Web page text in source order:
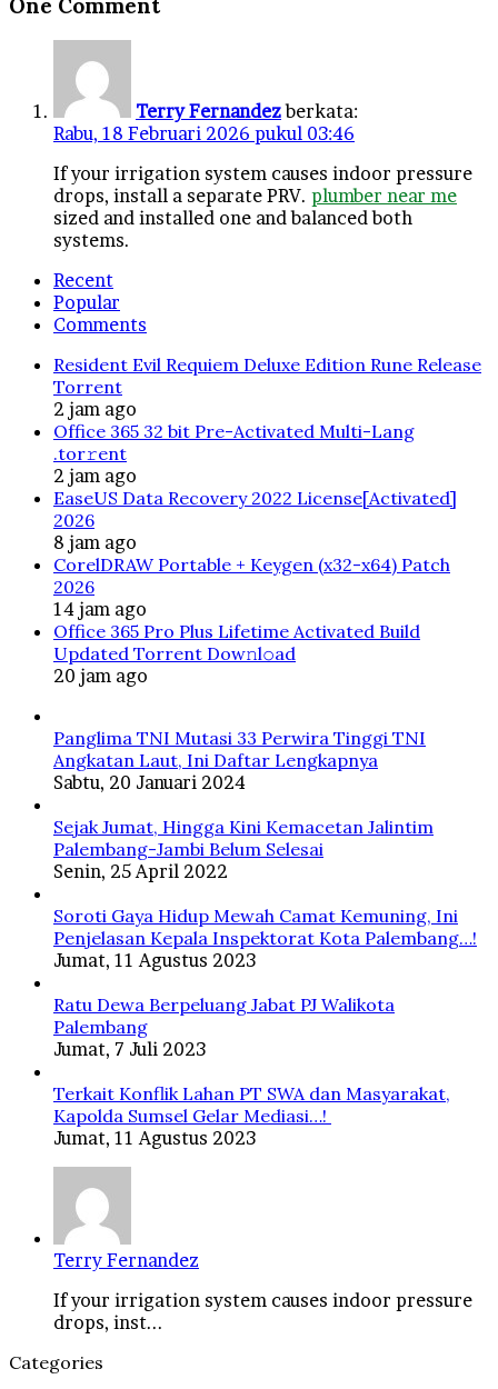
One Comment
Terry Fernandez berkata:
Rabu, 18 Februari 2026 pukul 03:46
If your irrigation system causes indoor pressure
drops, install a separate PRV. plumber near me
sized and installed one and balanced both
systems.
Recent
Popular
Comments
Resident Evil Requiem Deluxe Edition Rune Release
Torrent
2 jam ago
Office 365 32 bit Pre-Activated Multi-Lang
.tоr𝚛еnt
2 jam ago
EaseUS Data Recovery 2022 License[Activated]
2026
8 jam ago
CorelDRAW Portable + Keygen (x32-x64) Patch
2026
14 jam ago
Office 365 Pro Plus Lifetime Activated Build
Updated Torrent Dow𝚗l𝚘аd
20 jam ago
Panglima TNI Mutasi 33 Perwira Tinggi TNI
Angkatan Laut, Ini Daftar Lengkapnya
Sabtu, 20 Januari 2024
Sejak Jumat, Hingga Kini Kemacetan Jalintim
Palembang-Jambi Belum Selesai
Senin, 25 April 2022
Soroti Gaya Hidup Mewah Camat Kemuning, Ini
Penjelasan Kepala Inspektorat Kota Palembang…!
Jumat, 11 Agustus 2023
Ratu Dewa Berpeluang Jabat PJ Walikota
Palembang
Jumat, 7 Juli 2023
Terkait Konflik Lahan PT SWA dan Masyarakat,
Kapolda Sumsel Gelar Mediasi…!
Jumat, 11 Agustus 2023
Terry Fernandez
If your irrigation system causes indoor pressure
drops, inst...
Categories